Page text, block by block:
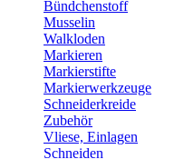
Bündchenstoff
Musselin
Walkloden
Markieren
Markierstifte
Markierwerkzeuge
Schneiderkreide
Zubehör
Vliese, Einlagen
Schneiden